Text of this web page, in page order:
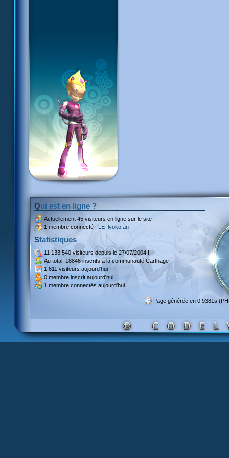
Qui est en ligne ?
Actuellement 45 visiteurs en ligne sur le site !
1 membre connecté : LE_lyokofan
Statistiques
11 133 540 visiteursdepuis le 27/07/2004 !
Au total, 18846 inscritsà la communauté Carthage !
1 611 visiteurs aujourd'hui !
0 membre inscrit aujourd'hui !
1 membre connectés aujourd'hui !
Page générée en 0.9381s